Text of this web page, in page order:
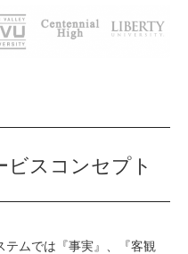
ビスコンセプト
ムでは『事実』、『客観